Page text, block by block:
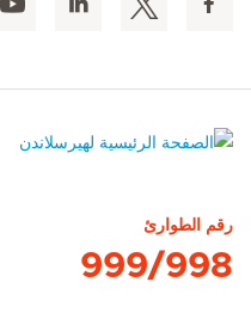
رقم الطوارئ
999/998